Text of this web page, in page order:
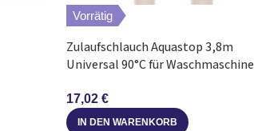
accent line
Vorrätig
Zulaufschlauch Aquastop 3,8m
Universal 90°C für Waschmaschine
17,02 €
IN DEN WARENKORB